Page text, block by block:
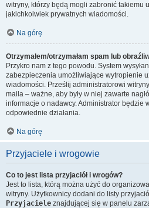
witryny, którzy będą mogli zabronić takiemu
jakichkolwiek prywatnych wiadomości.
Na górę
Otrzymałem/otrzymałam spam lub
Przykro nam z tego powodu. System
zabezpieczenia umożliwiające wytropienie
wiadomości. Prześlij administratorowi
maila – ważne, aby były w niej zawarte
informacje o nadawcy. Administrator będzie
odpowiednie działania.
Na górę
Przyjaciele i wrogowie
Co to jest lista przyjaciół i wrogów?
Jest to lista, którą można użyć do
witryny. Użytkownicy dodani do listy
Przyjaciele znajdującej się w panelu